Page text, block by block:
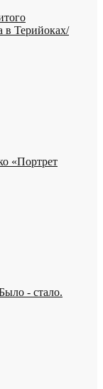
в Терийоках/
«Портрет
- стало.